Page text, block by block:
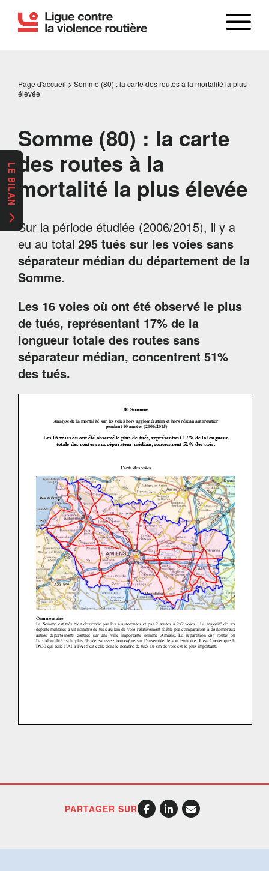
Page d'accueil > Somme (80) : la carte des routes à la mortalité la plus
élevée
Somme (80) : la carte
des routes à la
mortalité la plus élevée
Sur la période étudiée (2006/2015), il y a
eu au total 295 tués sur les voies sans
séparateur médian du département de la
Somme.
Les 16 voies où ont été observé le plus
de tués, représentant 17% de la
longueur totale des routes sans
séparateur médian, concentrent 51%
des tués.
PARTAGER SUR
LE BILAN